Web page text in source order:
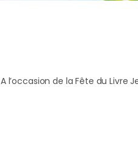
A l’occasion de la Fête du